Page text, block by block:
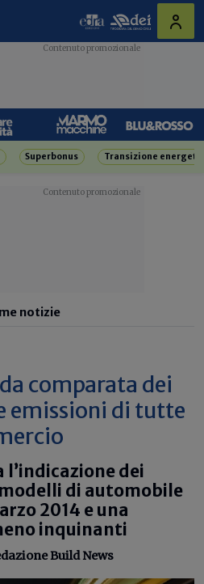
Superbonus Transizione
notizie
comparata dei
emissioni di tutte
dei
di automobile
2014 e una
inquinanti
Build News